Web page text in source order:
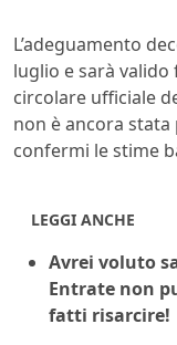
L’adeguamento
luglio e sarà valido
circolare ufficiale
non è ancora
confermi le stime
LEGGI ANCHE
Avrei voluto
Entrate non
fatti risarcire!